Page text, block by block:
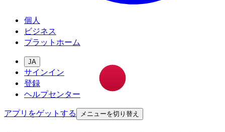
個人
ビジネス
プラットホーム
JA
サインイン
登録
ヘルプセンター
アプリをゲットする
メニューを切り替え